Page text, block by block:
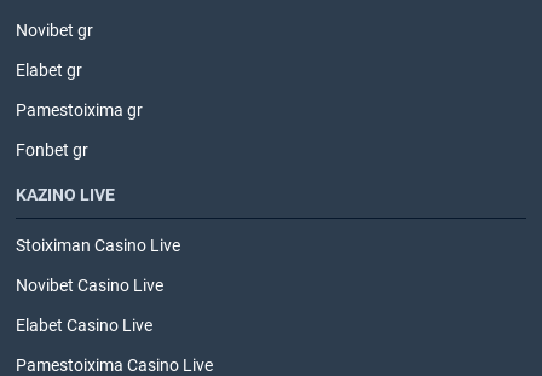
Novibet gr
Elabet gr
Pamestoixima gr
Fonbet gr
ΚΑΖΙΝΟ LIVE
Stoiximan Casino Live
Novibet Casino Live
Elabet Casino Live
Pamestoixima Casino Live